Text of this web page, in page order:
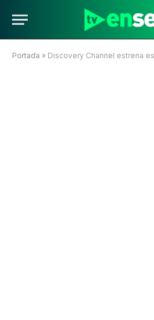
Portada » Discovery Channel estrena